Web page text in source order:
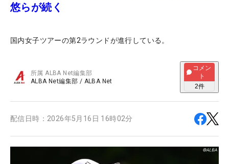
悠らが続く
国内女子ツアーの第2ラウンドが進行している。
所属ALBA Net編集部
ALBA Net編集部 / ALBA Net
コメン
ト
2件
配信日時： 2026年5月16日 16時02分